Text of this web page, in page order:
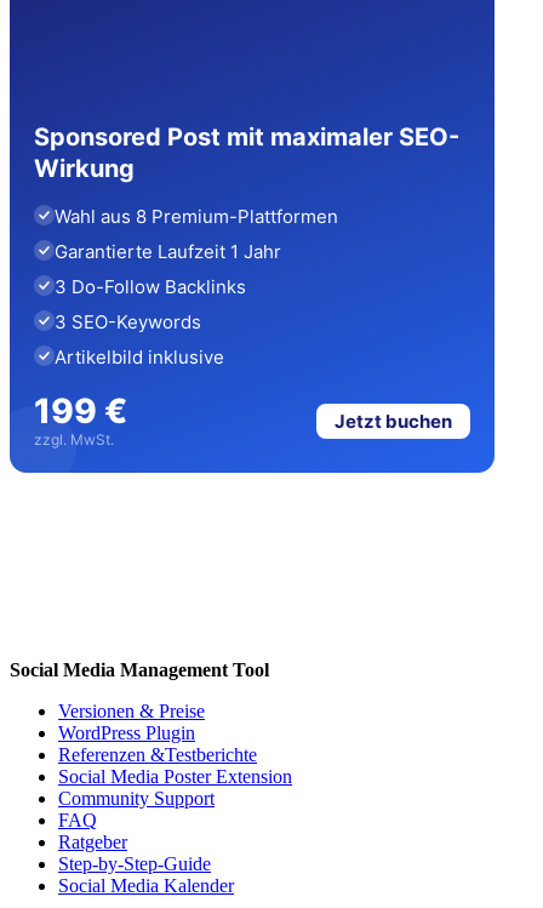
Sponsored Post mit maximaler SEO-
Wirkung
Wahl aus 8 Premium-Plattformen
Garantierte Laufzeit 1 Jahr
3 Do-Follow Backlinks
3 SEO-Keywords
Artikelbild inklusive
199 €
zzgl. MwSt.
Jetzt buchen
Social Media Management Tool
Versionen & Preise
WordPress Plugin
Referenzen &Testberichte
Social Media Poster Extension
Community Support
FAQ
Ratgeber
Step-by-Step-Guide
Social Media Kalender